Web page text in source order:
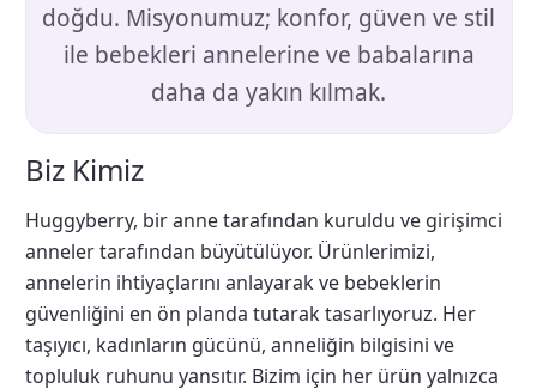
doğdu. Misyonumuz; konfor, güven ve stil
ile bebekleri annelerine ve babalarına
daha da yakın kılmak.
Biz Kimiz
Huggyberry, bir anne tarafından kuruldu ve girişimci
anneler tarafından büyütülüyor. Ürünlerimizi,
annelerin ihtiyaçlarını anlayarak ve bebeklerin
güvenliğini en ön planda tutarak tasarlıyoruz. Her
taşıyıcı, kadınların gücünü, anneliğin bilgisini ve
topluluk ruhunu yansıtır. Bizim için her ürün yalnızca